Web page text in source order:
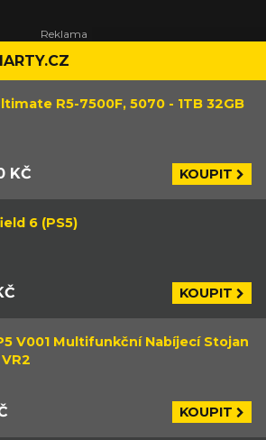
R5-7500F, 5070 - 1TB 32GB
KČ KOUPIT
6 (PS5)
KOUPIT
V001 Multifunkční Nabíjecí Stojan
KOUPIT